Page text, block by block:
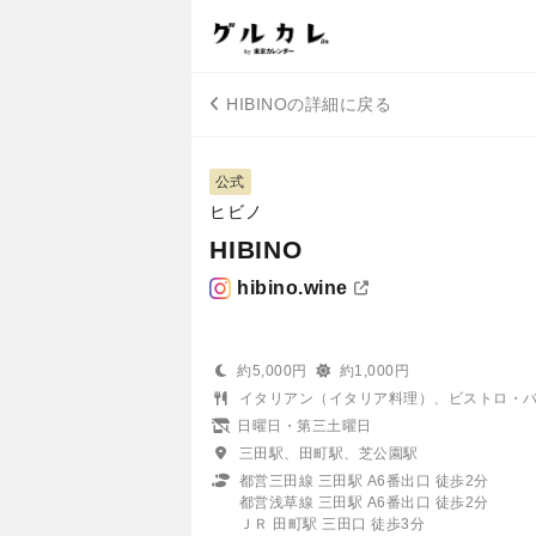
HIBINOの詳細に戻る
公式
ヒビノ
HIBINO
hibino.wine
約5,000円
約1,000円
イタリアン（イタリア料理）、ビストロ・
日曜日・第三土曜日
三田駅、田町駅、芝公園駅
都営三田線 三田駅 A6番出口 徒歩2分
都営浅草線 三田駅 A6番出口 徒歩2分
ＪＲ 田町駅 三田口 徒歩3分